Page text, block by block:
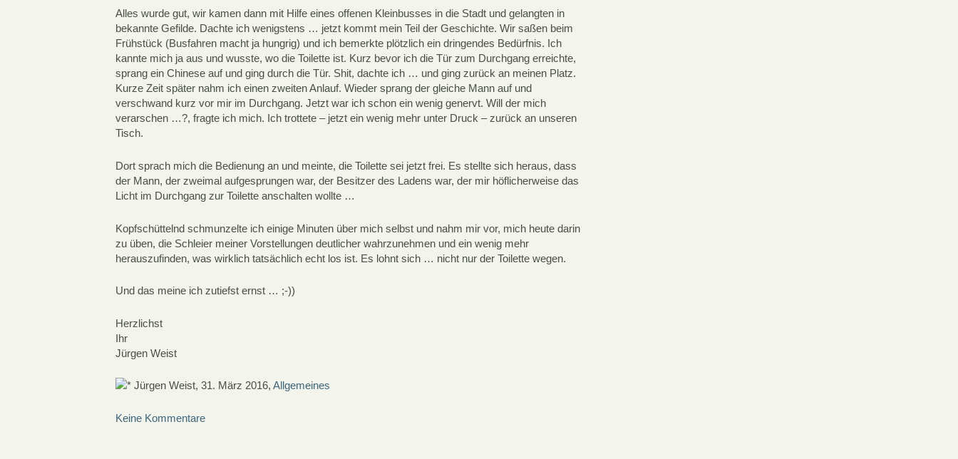
Alles wurde gut, wir kamen dann mit Hilfe eines offenen Kleinbusses in die Stadt und gelangten in
bekannte Gefilde. Dachte ich wenigstens … jetzt kommt mein Teil der Geschichte. Wir saßen beim
Frühstück (Busfahren macht ja hungrig) und ich bemerkte plötzlich ein dringendes Bedürfnis. Ich
kannte mich ja aus und wusste, wo die Toilette ist. Kurz bevor ich die Tür zum Durchgang erreichte,
sprang ein Chinese auf und ging durch die Tür. Shit, dachte ich … und ging zurück an meinen Platz.
Kurze Zeit später nahm ich einen zweiten Anlauf. Wieder sprang der gleiche Mann auf und
verschwand kurz vor mir im Durchgang. Jetzt war ich schon ein wenig genervt. Will der mich
verarschen …?, fragte ich mich. Ich trottete – jetzt ein wenig mehr unter Druck – zurück an unseren
Tisch.
Dort sprach mich die Bedienung an und meinte, die Toilette sei jetzt frei. Es stellte sich heraus, dass
der Mann, der zweimal aufgesprungen war, der Besitzer des Ladens war, der mir höflicherweise das
Licht im Durchgang zur Toilette anschalten wollte …
Kopfschüttelnd schmunzelte ich einige Minuten über mich selbst und nahm mir vor, mich heute darin
zu üben, die Schleier meiner Vorstellungen deutlicher wahrzunehmen und ein wenig mehr
herauszufinden, was wirklich tatsächlich echt los ist. Es lohnt sich … nicht nur der Toilette wegen.
Und das meine ich zutiefst ernst … ;-))
Herzlichst
Ihr
Jürgen Weist
Jürgen Weist, 31. März 2016, Allgemeines
Keine Kommentare